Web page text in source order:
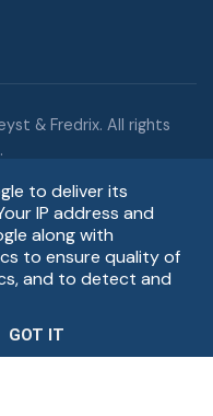
& Fredrix. All rights
DATE WebDesign
to deliver its
IP address and
along with
to ensure quality of
and to detect and
GOT IT